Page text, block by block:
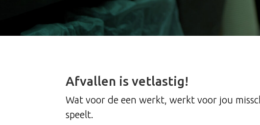
Afvallen is vetlastig!
Wat voor de een werkt, werkt voor jou
speelt.